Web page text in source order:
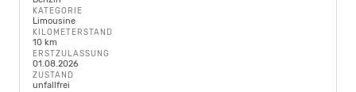
KATEGORIE
Limousine
KILOMETERSTAND
10 km
ERSTZULASSUNG
01.08.2026
ZUSTAND
unfallfrei